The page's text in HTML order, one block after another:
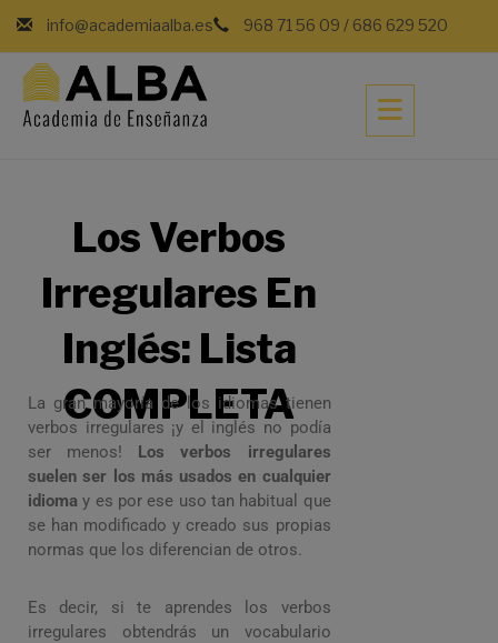
info@academiaalba.es 968 71 56 09 / 686 629 520
Los Verbos
Irregulares En
Inglés: Lista
COMPLETA
La gran mayoría de los idiomas tienen
verbos irregulares ¡y el inglés no podía
ser menos! Los verbos irregulares
suelen ser los más usados en cualquier
idioma y es por ese uso tan habitual que
se han modificado y creado sus propias
normas que los diferencian de otros.
Es decir, si te aprendes los verbos
irregulares obtendrás un vocabulario